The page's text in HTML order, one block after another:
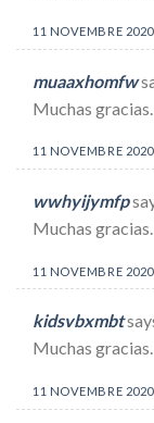
11 NOVEMBRE
muaaxhomfw
Muchas
11 NOVEMBRE
wwhyijymfp
Muchas
11 NOVEMBRE
kidsvbxmbt
Muchas
11 NOVEMBRE